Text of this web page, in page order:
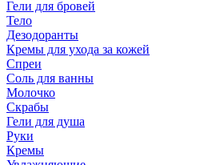
Гели для бровей
Тело
Дезодоранты
Кремы для ухода за кожей
Спреи
Соль для ванны
Молочко
Скрабы
Гели для душа
Руки
Кремы